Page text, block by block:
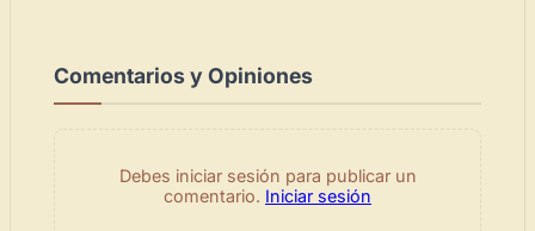
Comentarios y Opiniones
Debes iniciar sesión para publicar un
comentario. Iniciar sesión